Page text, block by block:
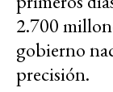
2.700
gobierno
precisión.